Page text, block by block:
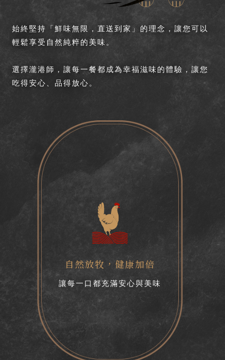
始終堅持「鮮味無限，直送到家」的理念，讓您可以
輕鬆享受自然純粹的美味。
選擇瀧港師，讓每一餐都成為幸福滋味的體驗，讓您
吃得安心、品得放心。
自然放牧 ， 健康加倍
讓每一口都充滿安心與美味